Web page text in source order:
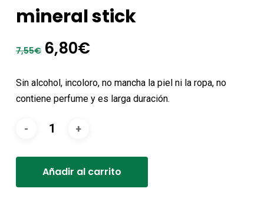
mineral stick
7,55€ El
original
era:
6,80€El
actual
es:
Sin alcohol, incoloro, no mancha la piel ni la ropa, no
contiene perfume y es larga duración.
Añadir al carrito